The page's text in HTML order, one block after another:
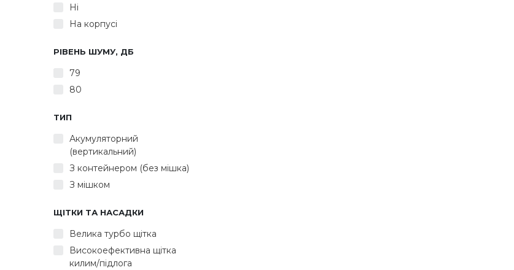
Ні
На корпусі
РІВЕНЬ ШУМУ, ДБ
79
80
ТИП
Акумуляторний
(вертикальний)
З контейнером (без мішка)
З мішком
ЩІТКИ ТА НАСАДКИ
Велика турбо щітка
Високоефективна щітка
килим/підлога